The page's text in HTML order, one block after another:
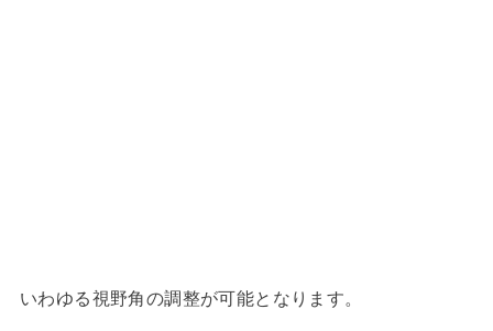
いわゆる視野角の調整が可能となります。